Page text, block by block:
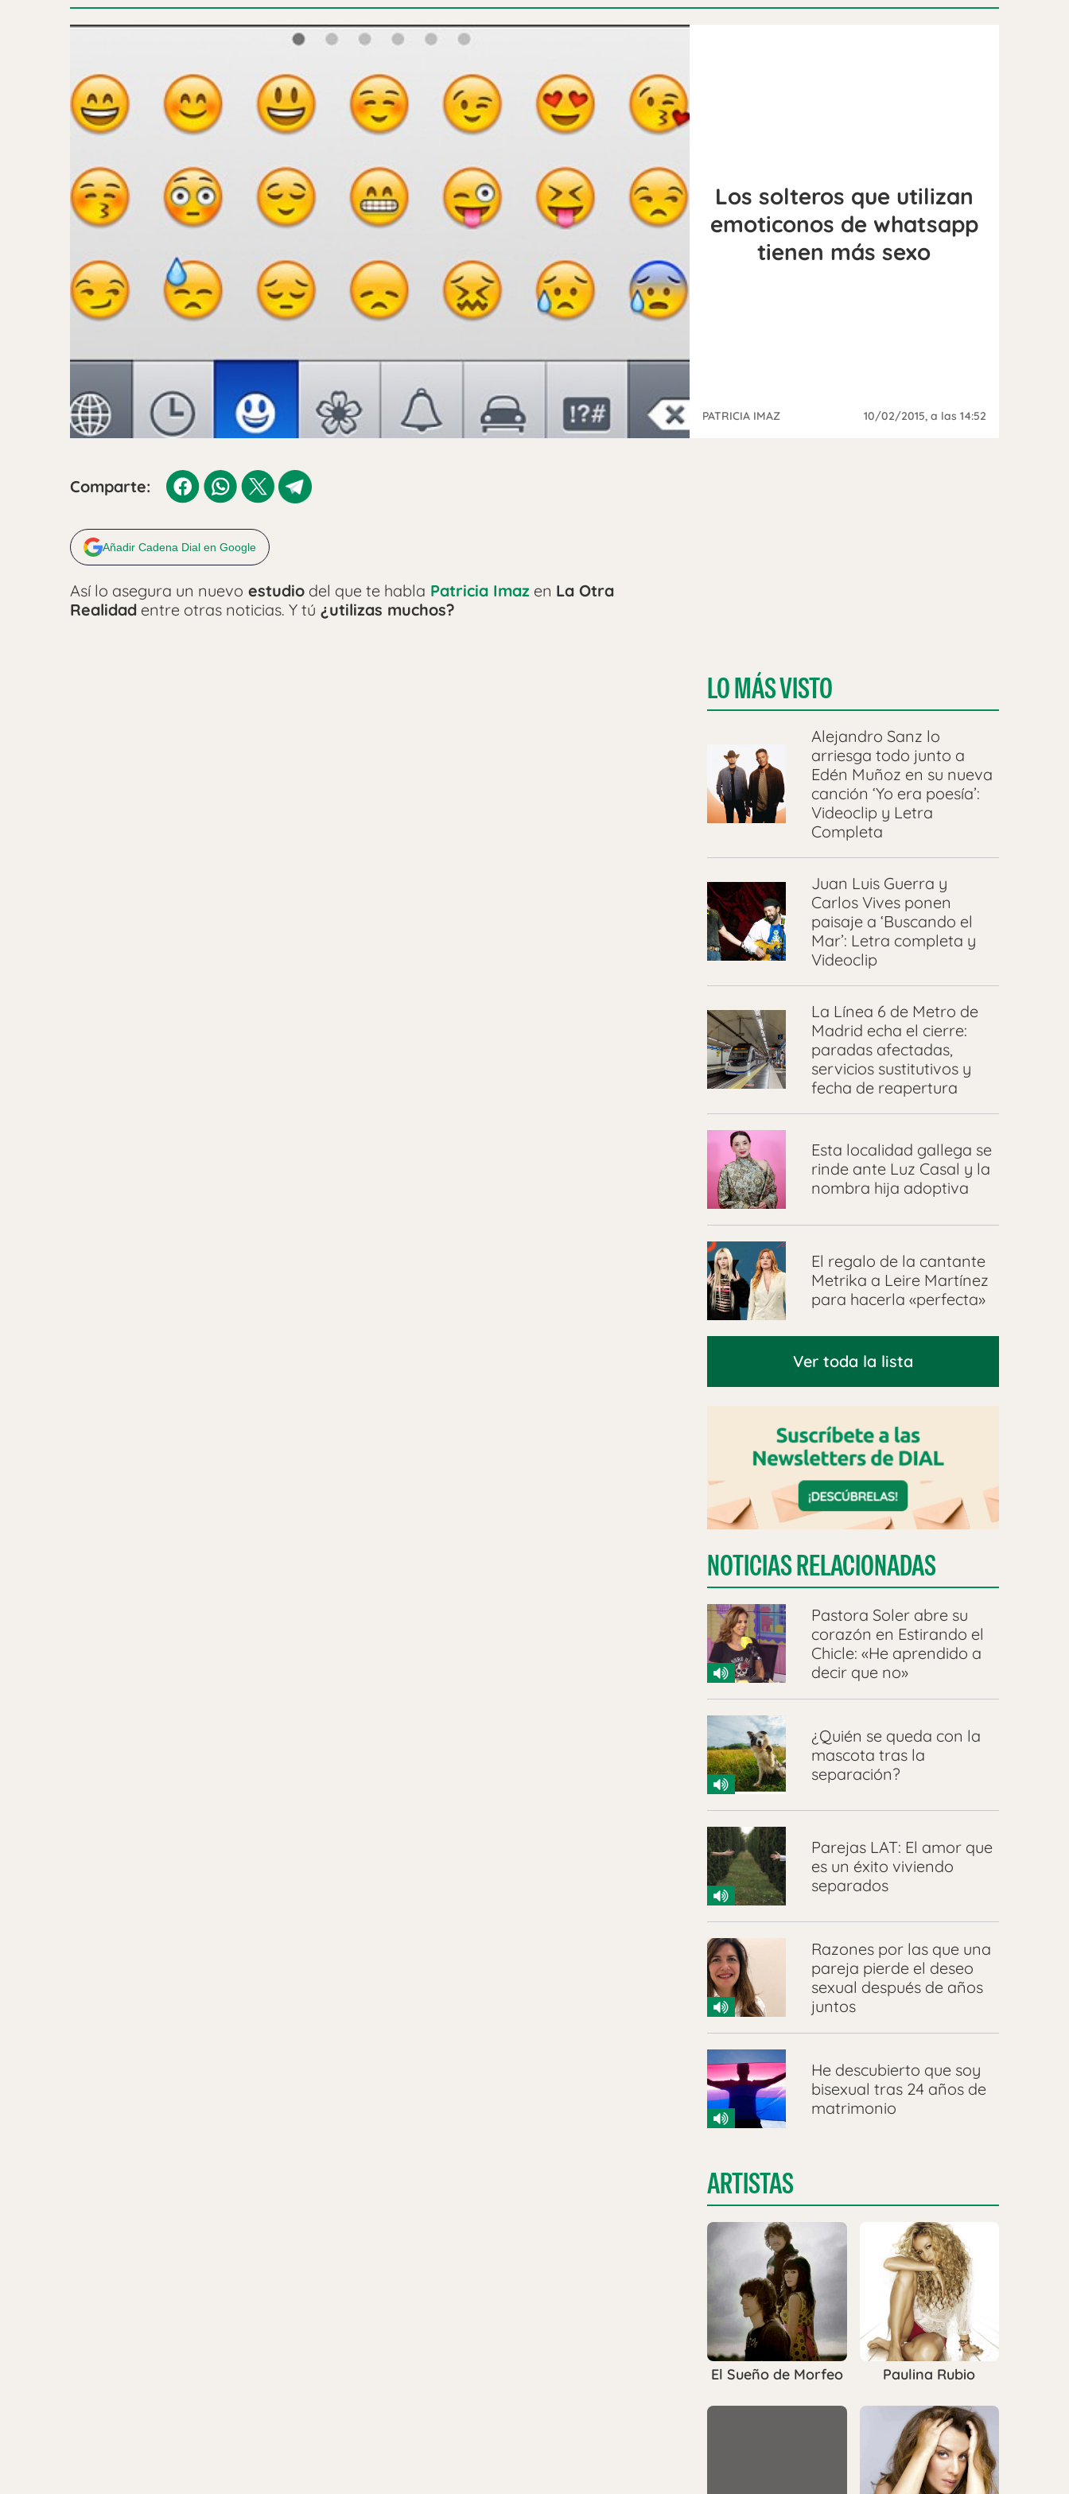
Los solteros que utilizan
emoticonos de whatsapp
tienen más sexo
PATRICIA IMAZ 10/02/2015, a las 14:52
Comparte:
Añadir Cadena Dial en Google
Así lo asegura un nuevo estudio del que te habla Patricia Imaz en La Otra
Realidad entre otras noticias. Y tú ¿utilizas muchos?
LO MÁS VISTO
Alejandro Sanz lo
arriesga todo junto a
Edén Muñoz en su nueva
canción ‘Yo era poesía’:
Videoclip y Letra
Completa
Juan Luis Guerra y
Carlos Vives ponen
paisaje a ‘Buscando el
Mar’: Letra completa y
Videoclip
La Línea 6 de Metro de
Madrid echa el cierre:
paradas afectadas,
servicios sustitutivos y
fecha de reapertura
Esta localidad gallega se
rinde ante Luz Casal y la
nombra hija adoptiva
El regalo de la cantante
Metrika a Leire Martínez
para hacerla «perfecta»
Ver toda la lista
NOTICIAS RELACIONADAS
Pastora Soler abre su
corazón en Estirando el
Chicle: «He aprendido a
decir que no»
¿Quién se queda con la
mascota tras la
separación?
Parejas LAT: El amor que
es un éxito viviendo
separados
Razones por las que una
pareja pierde el deseo
sexual después de años
juntos
He descubierto que soy
bisexual tras 24 años de
matrimonio
ARTISTAS
El Sueño de Morfeo Paulina Rubio